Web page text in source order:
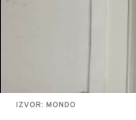
IZVOR: MONDO